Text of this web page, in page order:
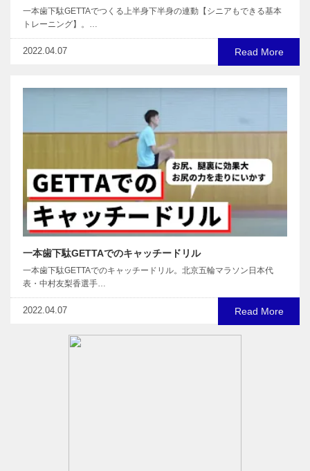
一本歯下駄GETTAでつくる上半身下半身の連動【シニアもできる基本
トレーニング】。…
Read More
2022.04.07
一本歯下駄GETTAでのキャッチードリル
一本歯下駄GETTAでのキャッチードリル。北京五輪マラソン日本代
表・中村友梨香選手…
Read More
2022.04.07